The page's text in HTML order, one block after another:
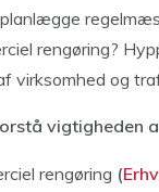
rengøring?
​​virksomhed og
vigtigheden
rengøring (